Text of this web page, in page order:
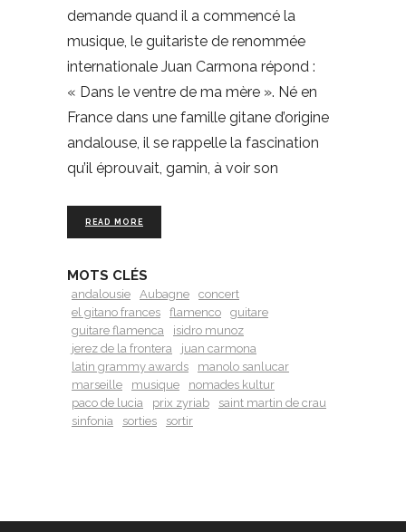
demande quand il a commencé la
musique, le guitariste de renommée
internationale Juan Carmona répond :
« Dans le ventre de ma mère ». Né en
France dans une famille gitane d’origine
andalouse, il se rappelle la fascination
qu’il éprouvait, gamin, à voir son
READ MORE
MOTS CLÉS
andalousie Aubagne
concert
el gitano frances
flamenco
guitare
guitare flamenca
isidro munoz
jerez de la frontera
juan carmona
latin grammy awards
manolo sanlucar
marseille
musique
nomades kultur
paco de lucia
prix zyriab
saint martin de crau
sinfonia
sorties sortir